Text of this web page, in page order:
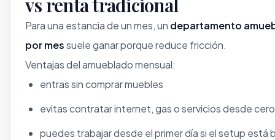
vs renta tradicional
Para una estancia de un mes, un departamento
por messuele ganar porque reduce fricción.
Ventajas del amueblado mensual:
entras sin comprar muebles
evitas contratar internet, gas o servicios desde cero
puedes trabajar desde el primer día si el setup está